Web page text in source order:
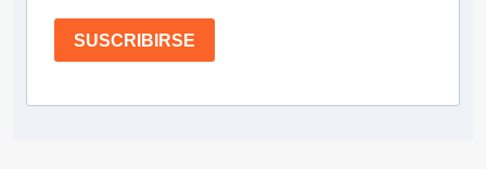
SUSCRIBIRSE